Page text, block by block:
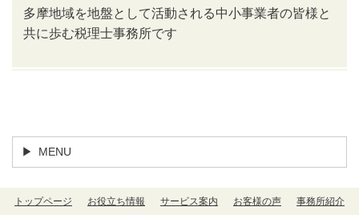
多摩地域を地盤として活動される中小事業者の皆様と
共に歩む税理士事務所です
MENU
トップページ お役立ち情報 サービス案内 お客様の声
事務所紹介